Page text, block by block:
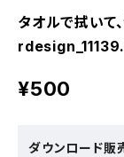
タオルで拭いて
¥500
ダウンロード販